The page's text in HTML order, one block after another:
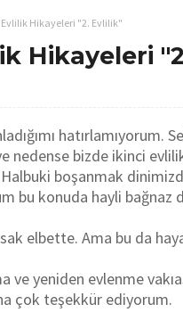
Hikayeleri "2. Evlilik"
Hikayeleri
hatırlamıyorum.
nedense bizde ikinci
boşanmak
bu konuda hayli bağnaz
elbette. Ama bu da
yeniden evlenme
çok teşekkür ediyorum.